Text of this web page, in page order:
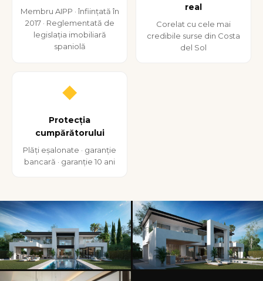
Membru AIPP · înființată în
2017 · Reglementată de
legislația imobiliară
spaniolă
real
Corelat cu cele mai
credibile surse din Costa
del Sol
◆
Protecția
cumpărătorului
Plăți eșalonate · garanție
bancară · garanție 10 ani